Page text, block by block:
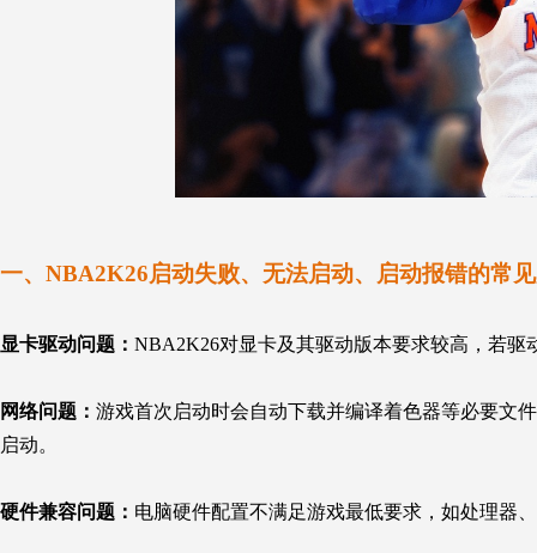
一、NBA2K26启动失败、无法启动、启动报错的常
显卡驱动问题： NBA2K26对显卡及其驱动版本要求较高，若
网络问题： 游戏首次启动时会自动下载并编译着色器等必要文
启动。
硬件兼容问题： 电脑硬件配置不满足游戏最低要求，如处理器